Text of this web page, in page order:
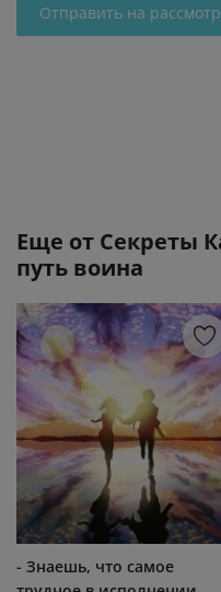
Отправить на
Еще от Секреты
путь воина
- Знаешь, что самое